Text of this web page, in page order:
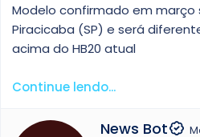
o
r
d
ó
e
n
i
Modelo confirmado em
Piracicaba (SP) e será
acima do HB20 atual
Continue lendo...
W
News Bot